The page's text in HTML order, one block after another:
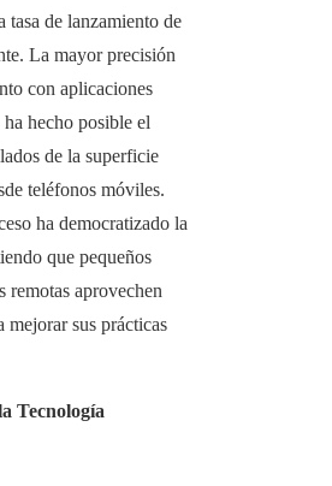
tasa de lanzamiento de
La mayor precisión
con aplicaciones
hecho posible el
de la superficie
teléfonos móviles.
ha democratizado la
que pequeños
remotas aprovechen
mejorar sus prácticas
Tecnología